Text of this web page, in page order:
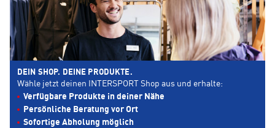
DEIN SHOP. DEINE PRODUKTE.
Wähle jetzt deinen INTERSPORT Shop aus und erhalte:
Verfügbare Produkte in deiner Nähe
Persönliche Beratung vor Ort
Sofortige Abholung möglich